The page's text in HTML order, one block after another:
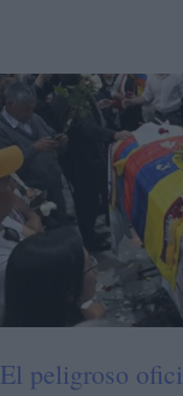
El peligroso